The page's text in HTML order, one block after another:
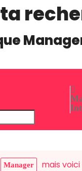
Manager mais